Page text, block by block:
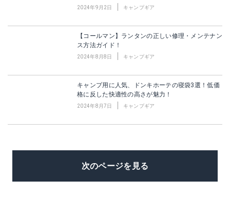
2024年9月2日 キャンプギア
【コールマン】ランタンの正しい修理・メンテナン
ス方法ガイド！
2024年8月8日 キャンプギア
キャンプ用に人気、ドンキホーテの寝袋3選！低価
格に反した快適性の高さが魅力！
2024年8月7日 キャンプギア
次のページを見る